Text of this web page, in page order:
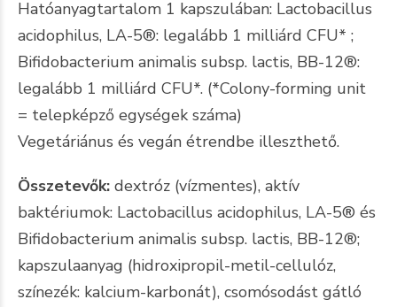
Hatóanyagtartalom 1 kapszulában: Lactobacillus
acidophilus, LA-5®: legalább 1 milliárd CFU* ;
Bifidobacterium animalis subsp. lactis, BB-12®:
legalább 1 milliárd CFU*. (*Colony-forming unit
= telepképző egységek száma)
Vegetáriánus és vegán étrendbe illeszthető.
Összetevők: dextróz (vízmentes), aktív
baktériumok: Lactobacillus acidophilus, LA-5® és
Bifidobacterium animalis subsp. lactis, BB-12®;
kapszulaanyag (hidroxipropil-metil-cellulóz,
színezék: kalcium-karbonát), csomósodást gátló